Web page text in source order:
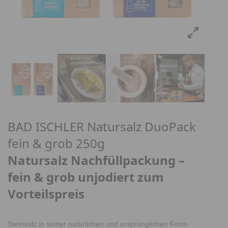
BAD ISCHLER Natursalz DuoPack
fein & grob 250g
Natursalz Nachfüllpackung –
fein & grob unjodiert zum
Vorteilspreis
Steinsalz in seiner natürlichen und ursprünglichen Form.